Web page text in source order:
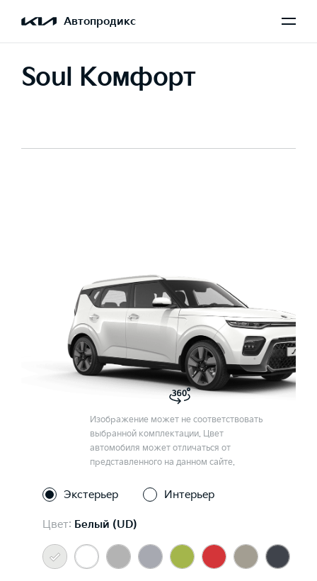
Автопродикс
Soul Комфорт
Изображение может не соответствовать
выбранной комплектации. Цвет
автомобиля может отличаться от
представленного на данном сайте.
Экстерьер Интерьер
Цвет: Белый (UD)